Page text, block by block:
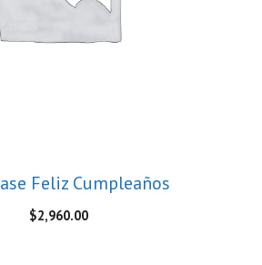
Feliz Cumpleaños
$2,960.00